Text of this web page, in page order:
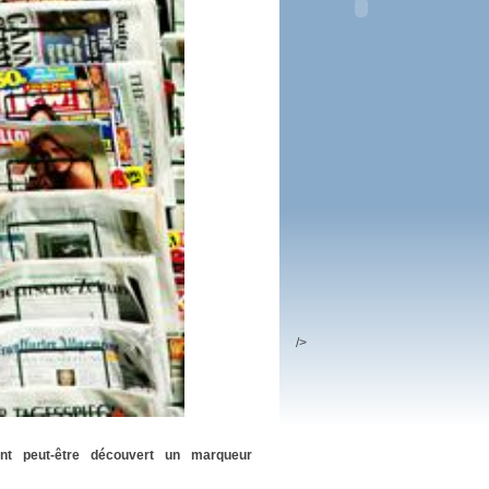
en 2016
n'a pas été inutile
peut-être découvert un marqueur
/>